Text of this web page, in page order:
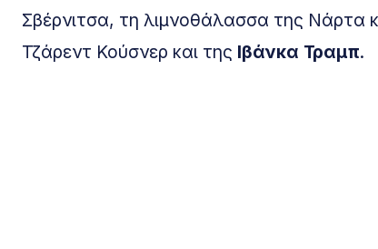
Σβέρνιτσα, τη λιμνοθάλασσα της Νάρτα
Τζάρεντ Κούσνερ και της Ιβάνκα Τραμπ.